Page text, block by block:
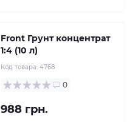
Front Грунт концентрат
1:4 (10 л)
Код товара: 4768
0
988 грн.